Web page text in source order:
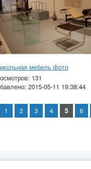
мебель фото
131
2015-05-11 19:38:44
1 2 3 4 5 6